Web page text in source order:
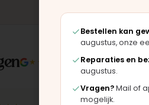
★★★★★ 4.9/5
Bestellen kan
augustus, onze
Reparaties en
augustus.
Vragen?Mail of
mogelijk.